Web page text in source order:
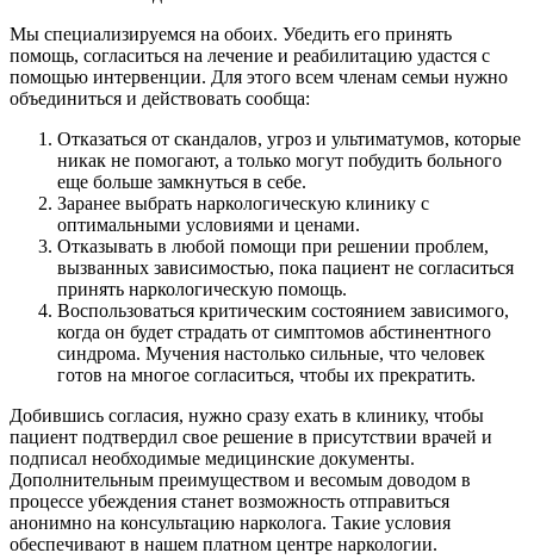
Мы специализируемся на обоих. Убедить его принять
помощь, согласиться на лечение и реабилитацию удастся с
помощью интервенции. Для этого всем членам семьи нужно
объединиться и действовать сообща:
Отказаться от скандалов, угроз и ультиматумов, которые
никак не помогают, а только могут побудить больного
еще больше замкнуться в себе.
Заранее выбрать наркологическую клинику с
оптимальными условиями и ценами.
Отказывать в любой помощи при решении проблем,
вызванных зависимостью, пока пациент не согласиться
принять наркологическую помощь.
Воспользоваться критическим состоянием зависимого,
когда он будет страдать от симптомов абстинентного
синдрома. Мучения настолько сильные, что человек
готов на многое согласиться, чтобы их прекратить.
Добившись согласия, нужно сразу ехать в клинику, чтобы
пациент подтвердил свое решение в присутствии врачей и
подписал необходимые медицинские документы.
Дополнительным преимуществом и весомым доводом в
процессе убеждения станет возможность отправиться
анонимно на консультацию нарколога. Такие условия
обеспечивают в нашем платном центре наркологии.